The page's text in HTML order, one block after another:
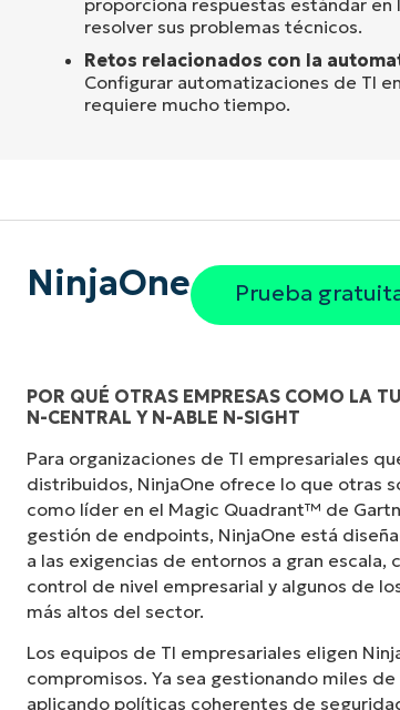
resolver sus problemas técnicos.
Retos relacionados con la
Configurar automatizaciones de TI
requiere mucho tiempo.
NinjaOne Prueba
POR QUÉ OTRAS EMPRESAS COMO LA
N-CENTRAL Y N-ABLE N-SIGHT
Para organizaciones de TI empresariales
distribuidos, NinjaOne ofrece lo que otras
como líder en el Magic Quadrant™ de
gestión de endpoints, NinjaOne está
a las exigencias de entornos a gran escala,
control de nivel empresarial y algunos de
más altos del sector.
Los equipos de TI empresariales eligen
compromisos. Ya sea gestionando miles
aplicando políticas coherentes de
«Antes, necesitaba entre 10 y
NinjaOne logra en una sola
mucho más fácil».
Ernie Turner
Director de TI en